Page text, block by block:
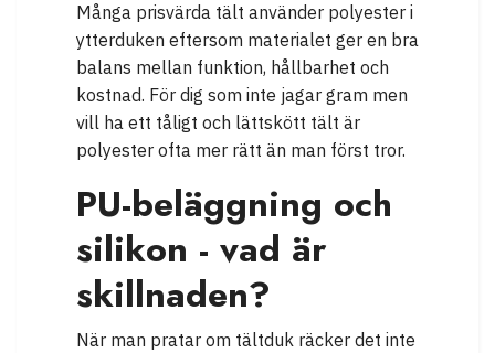
Många prisvärda tält använder polyester i
ytterduken eftersom materialet ger en bra
balans mellan funktion, hållbarhet och
kostnad. För dig som inte jagar gram men
vill ha ett tåligt och lättskött tält är
polyester ofta mer rätt än man först tror.
PU-beläggning och
silikon - vad är
skillnaden?
När man pratar om tältduk räcker det inte